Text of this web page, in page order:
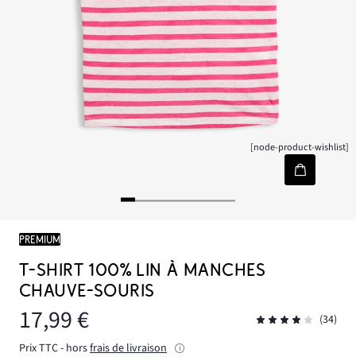
[node-product-wishlist]
PREMIUM
T-SHIRT 100% LIN À MANCHES
CHAUVE-SOURIS
17,99 €
(34)
Prix TTC - horsfrais de livraison